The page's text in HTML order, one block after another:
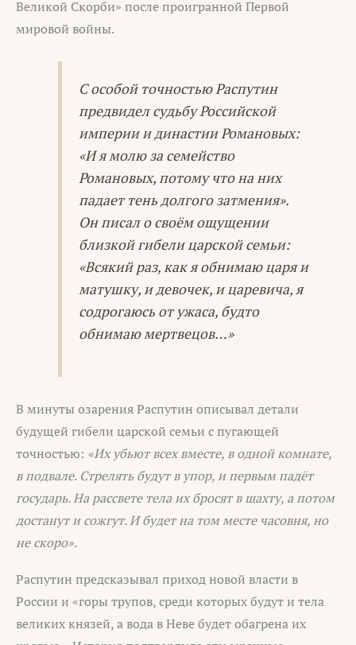
Великой Скорби» после проигранной Первой
мировой войны.
С особой точностью Распутин
предвидел судьбу Российской
империи и династии Романовых:
«И я молю за семейство
Романовых, потому что на них
падает тень долгого затмения».
Он писал о своём ощущении
близкой гибели царской семьи:
«Всякий раз, как я обнимаю царя и
матушку, и девочек, и царевича, я
содрогаюсь от ужаса, будто
обнимаю мертвецов…»
В минуты озарения Распутин описывал детали
будущей гибели царской семьи с пугающей
точностью: «Их убьют всех вместе, в одной комнате,
в подвале. Стрелять будут в упор, и первым падёт
государь. На рассвете тела их бросят в шахту, а потом
достанут и сожгут. И будет на том месте часовня, но
не скоро».
Распутин предсказывал приход новой власти в
России и «горы трупов, среди которых будут и тела
великих князей, а вода в Неве будет обагрена их